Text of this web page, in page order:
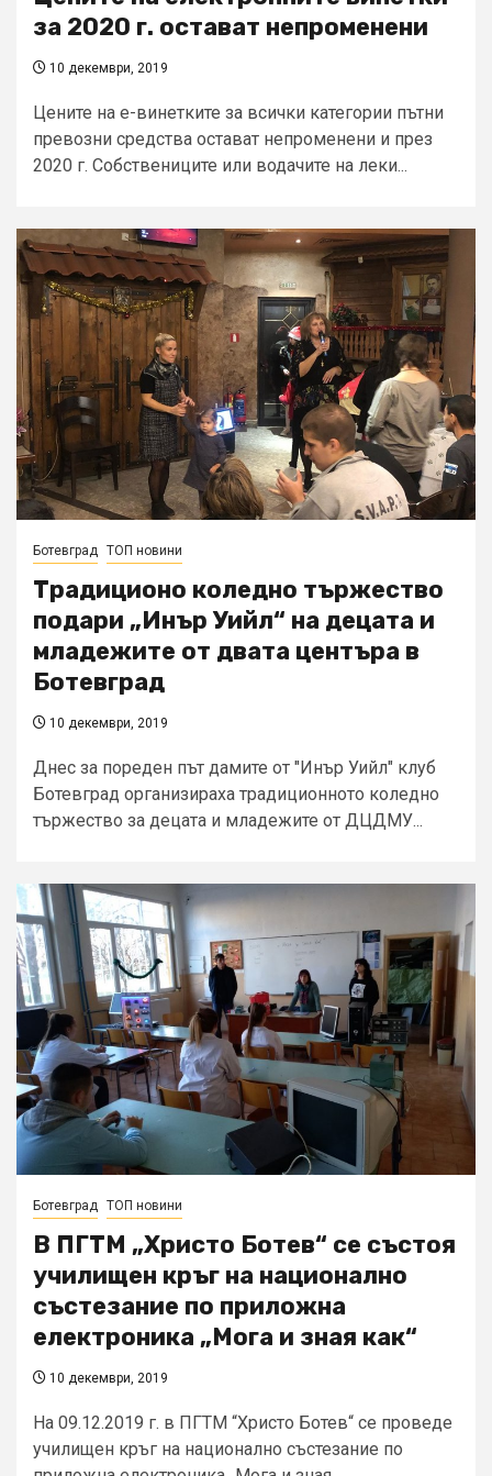
за 2020 г. остават непроменени
10 декември, 2019
Цените на е-винетките за всички категории пътни
превозни средства остават непроменени и през
2020 г. Собствениците или водачите на леки...
Ботевград ТОП новини
Традиционо коледно тържество
подари „Инър Уийл“ на децата и
младежите от двата центъра в
Ботевград
10 декември, 2019
Днес за пореден път дамите от "Инър Уийл" клуб
Ботевград организираха традиционното коледно
тържество за децата и младежите от ДЦДМУ...
Ботевград ТОП новини
В ПГТМ „Христо Ботев“ се състоя
училищен кръг на национално
състезание по приложна
електроника „Мога и зная как“
10 декември, 2019
На 09.12.2019 г. в ПГТМ “Христо Ботев“ се проведе
училищен кръг на национално състезание по